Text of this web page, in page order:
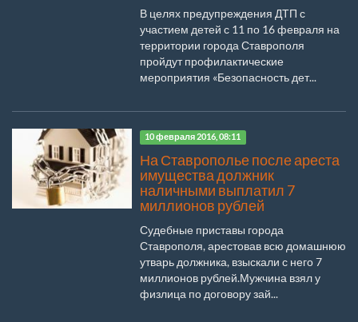
В целях предупреждения ДТП с
участием детей с 11 по 16 февраля на
территории города Ставрополя
пройдут профилактические
мероприятия «Безопасность дет...
10 февраля 2016, 08:11
На Ставрополье после ареста
имущества должник
наличными выплатил 7
миллионов рублей
Судебные приставы города
Ставрополя, арестовав всю домашнюю
утварь должника, взыскали с него 7
миллионов рублей.Мужчина взял у
физлица по договору зай...